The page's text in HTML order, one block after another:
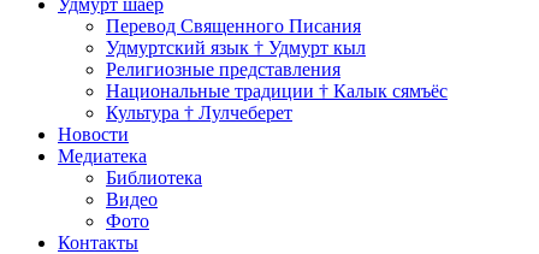
Перевод Священного Писания
Удмуртский язык † Удмурт кыл
Религиозные представления
Национальные традиции † Калык сямъёс
Культура † Лулчеберет
Новости
Медиатека
Библиотека
Видео
Фото
Контакты